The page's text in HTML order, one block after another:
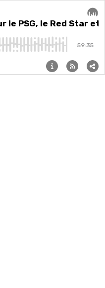
sur le PSG, le Red Star et
le PSG, le Red Star et
59:35